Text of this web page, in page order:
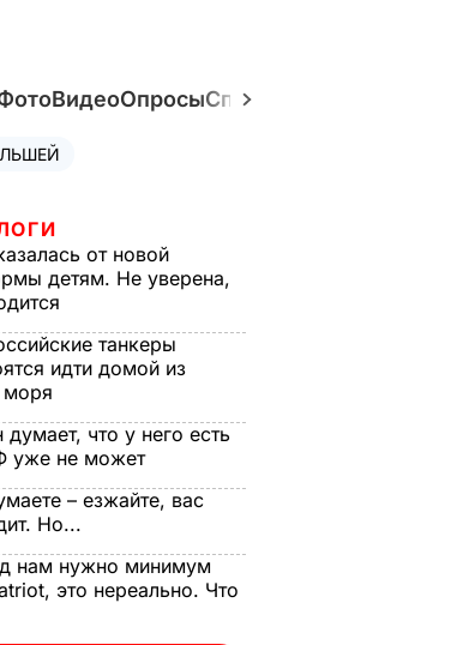
ВидеоОпросыСпецпроекты
от новой
детям. Не уверена,
танкеры
идти домой из
думает, что у него есть
уже не может
– езжайте, вас
Но...
нам нужно минимум
это нереально. Что